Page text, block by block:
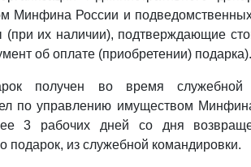
Минфина России и
(при их наличии), подтверждающие
об оплате (приобретении) подарка).
получен во время служебной
по управлению имуществом
3 рабочих дней со дня
подарок, из служебной командировки.